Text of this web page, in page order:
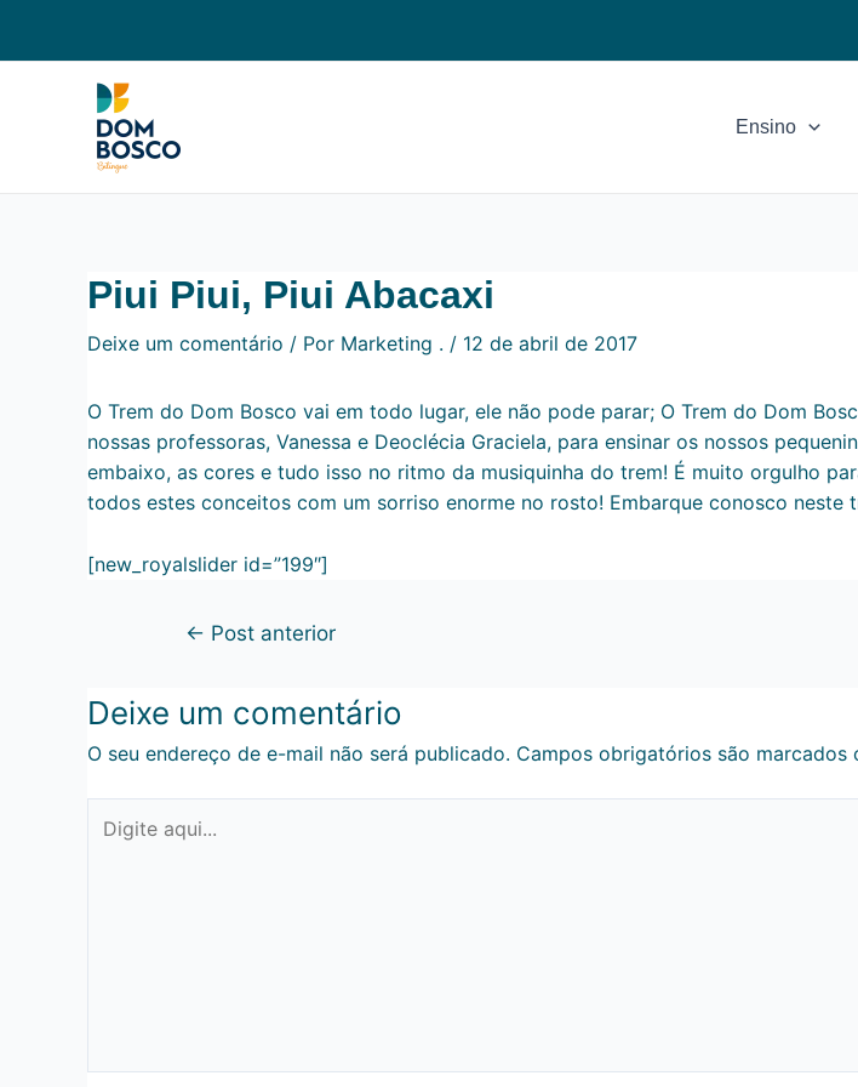
Ensino
Piui Piui, Piui Abacaxi
Deixe um comentário / Por Marketing . / 12 de abril de 2017
O Trem do Dom Bosco vai em todo lugar, ele não pode parar; O Trem do Dom
nossas professoras, Vanessa e Deoclécia Graciela, para ensinar os nossos
embaixo, as cores e tudo isso no ritmo da musiquinha do trem! É muito orgulho
todos estes conceitos com um sorriso enorme no rosto! Embarque conosco neste
[new_royalslider id=”199″]
← Post anterior
Deixe um comentário
O seu endereço de e-mail não será publicado. Campos obrigatórios são marcados
aqui...